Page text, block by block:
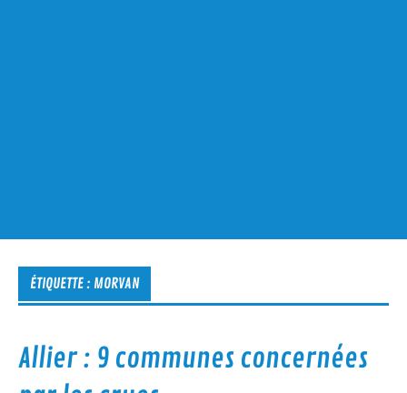
ÉTIQUETTE : MORVAN
Allier : 9 communes concernées